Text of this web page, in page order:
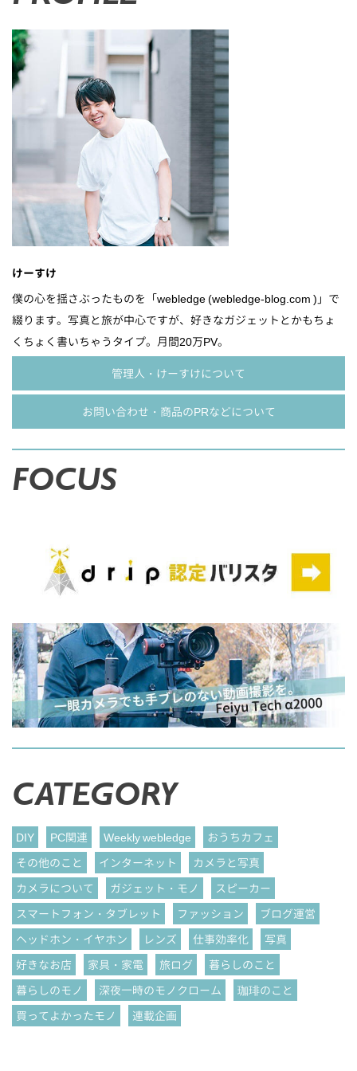
けーすけ
僕の心を揺さぶったものを「webledge (webledge-blog.com )」で
綴ります。写真と旅が中心ですが、好きなガジェットとかもちょ
くちょく書いちゃうタイプ。月間20万PV。
管理人・けーすけについて
お問い合わせ・商品のPRなどについて
FOCUS
CATEGORY
DIY PC関連 Weekly webledge
おうちカフェ
その他のこと
インターネット
カメラと写真
カメラについて
ガジェット・モノ
スピーカー
スマートフォン・タブレット
ファッション
ブログ運営
ヘッドホン・イヤホン
レンズ 仕事効率化
写真
好きなお店
家具・家電 旅ログ
暮らしのこと
暮らしのモノ
深夜一時のモノクローム
珈琲のこと
買ってよかったモノ
連載企画